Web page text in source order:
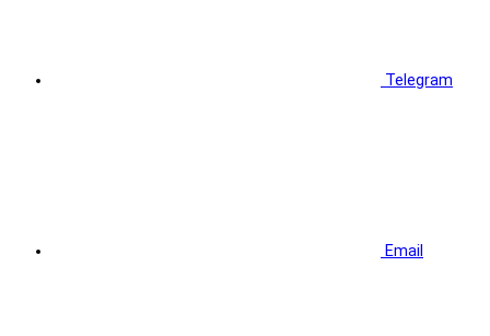
Telegram
Email